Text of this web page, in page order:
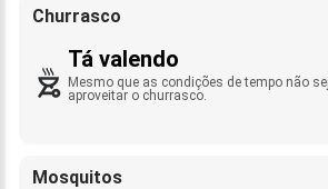
Churrasco
Tá valendo
Mesmo que as condições de tempo não
aproveitar o churrasco.
Mosquitos